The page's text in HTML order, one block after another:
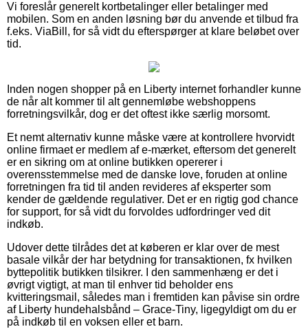
Vi foreslår generelt kortbetalinger eller betalinger med
mobilen. Som en anden løsning bør du anvende et tilbud fra
f.eks. ViaBill, for så vidt du efterspørger at klare beløbet over
tid.
Inden nogen shopper på en Liberty internet forhandler kunne
de når alt kommer til alt gennemløbe webshoppens
forretningsvilkår, dog er det oftest ikke særlig morsomt.
Et nemt alternativ kunne måske være at kontrollere hvorvidt
online firmaet er medlem af e-mærket, eftersom det generelt
er en sikring om at online butikken opererer i
overensstemmelse med de danske love, foruden at online
forretningen fra tid til anden revideres af eksperter som
kender de gældende regulativer. Det er en rigtig god chance
for support, for så vidt du forvoldes udfordringer ved dit
indkøb.
Udover dette tilrådes det at køberen er klar over de mest
basale vilkår der har betydning for transaktionen, fx hvilken
byttepolitik butikken tilsikrer. I den sammenhæng er det i
øvrigt vigtigt, at man til enhver tid beholder ens
kvitteringsmail, således man i fremtiden kan påvise sin ordre
af Liberty hundehalsbånd – Grace-Tiny, ligegyldigt om du er
på indkøb til en voksen eller et barn.